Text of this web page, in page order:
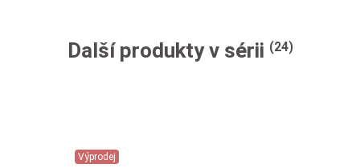
Další produkty v sérii (24)
Výprodej